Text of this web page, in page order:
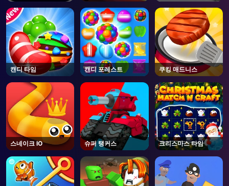
AD
캔디 타임 캔디 포레스트 쿠킹 매드니스
스네이크 IO 슈퍼 탱커스 크리스마스 타임